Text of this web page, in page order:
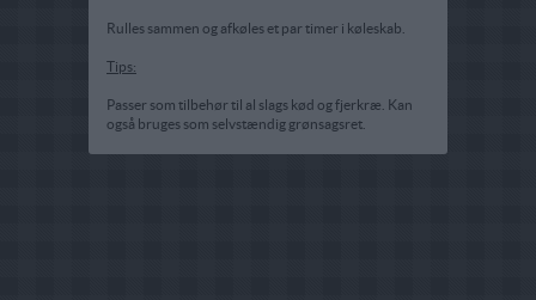
Rulles sammen og afkøles et par timer i køleskab.
Tips:
Passer som tilbehør til al slags kød og fjerkræ. Kan
også bruges som selvstændig grønsagsret.